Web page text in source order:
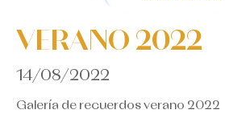
VERANO 2022
14/08/2022
Galería de recuerdos verano 2022